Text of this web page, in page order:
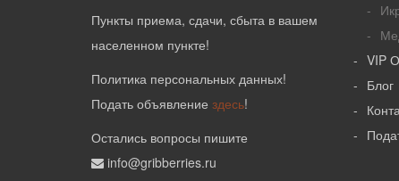
Пункты приема, сдачи, сбыта в вашем
населенном пункте!
Политика персональных данных!
Подать объявление здесь!
Остались вопросы пишите
info@gribberries.ru
VIP
Блог